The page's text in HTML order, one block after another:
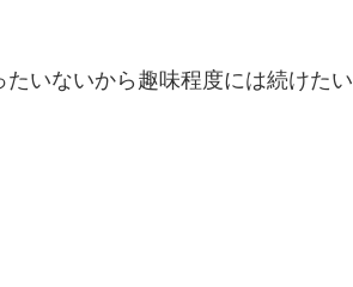
いないから趣味程度には続けたい